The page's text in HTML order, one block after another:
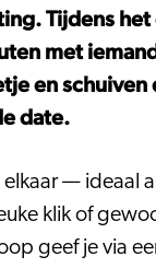
Tijdens
met
en schuiven
date.
— ideaal
klik of
geef je via